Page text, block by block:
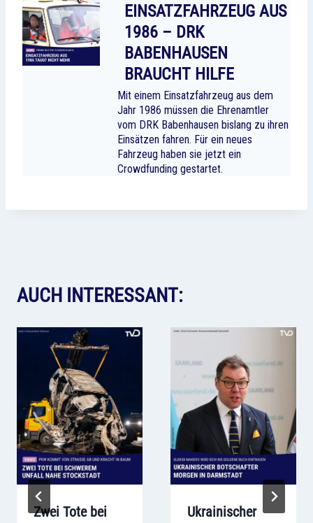
EINSATZFAHRZEUG AUS
1986 – DRK
BABENHAUSEN
BRAUCHT HILFE
Mit einem Einsatzfahrzeug aus dem
Jahr 1986 müssen die Ehrenamtler
vom DRK Babenhausen bislang zu ihren
Einsätzen fahren. Für ein neues
Fahrzeug haben sie jetzt ein
Crowdfunding gestartet.
AUCH INTERESSANT:
Zwei Tote bei
Ukrainischer